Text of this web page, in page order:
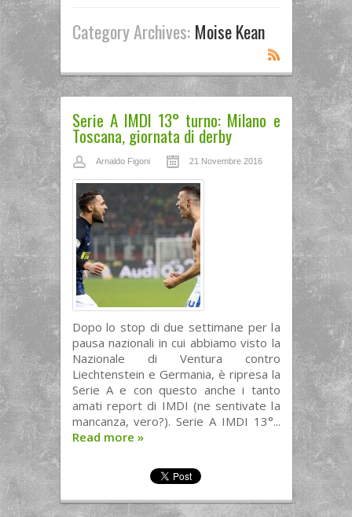
Category Archives: Moise Kean
Serie A IMDI 13° turno: Milano e
Toscana, giornata di derby
Arnaldo Figoni 21 Novembre 2016
Dopo lo stop di due settimane per la
pausa nazionali in cui abbiamo visto la
Nazionale di Ventura contro
Liechtenstein e Germania, è ripresa la
Serie A e con questo anche i tanto
amati report di IMDI (ne sentivate la
mancanza, vero?). Serie A IMDI 13°...
Read more »